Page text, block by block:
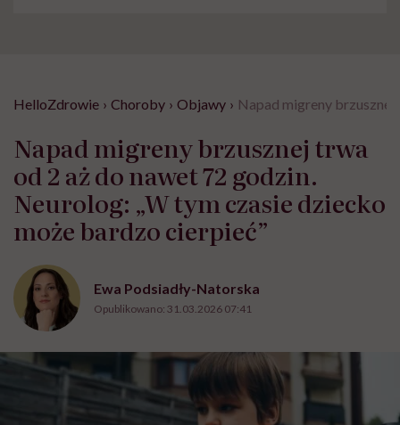
HelloZdrowie › Choroby › Objawy › Napad migreny brzusznej
Napad migreny brzusznej trwa
od 2 aż do nawet 72 godzin.
Neurolog: „W tym czasie dziecko
może bardzo cierpieć”
Ewa Podsiadły-Natorska
Opublikowano: 31.03.2026 07:41